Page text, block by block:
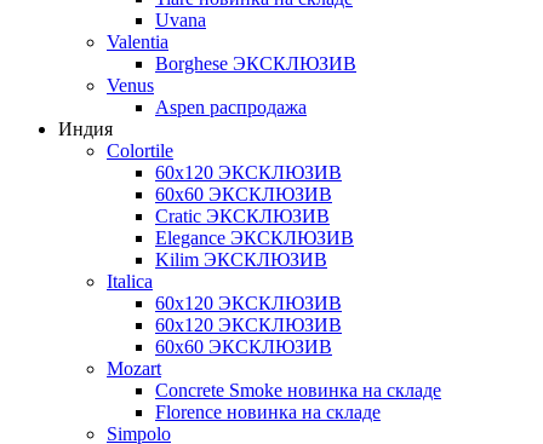
Uvana
Valentia
Borghese ЭКСКЛЮЗИВ
Venus
Aspen распродажа
Индия
Colortile
60х120 ЭКСКЛЮЗИВ
60х60 ЭКСКЛЮЗИВ
Cratic ЭКСКЛЮЗИВ
Elegance ЭКСКЛЮЗИВ
Kilim ЭКСКЛЮЗИВ
Italica
60х120 ЭКСКЛЮЗИВ
60х120 ЭКСКЛЮЗИВ
60х60 ЭКСКЛЮЗИВ
Mozart
Concrete Smoke новинка на складе
Florence новинка на складе
Simpolo